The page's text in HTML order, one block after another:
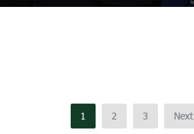
1 2 3 Next